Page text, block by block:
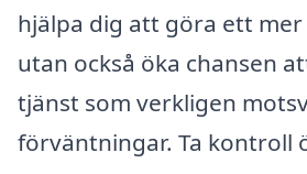
hjälpa dig att göra ett
utan också öka chansen
tjänst som verkligen
förväntningar. Ta kontroll